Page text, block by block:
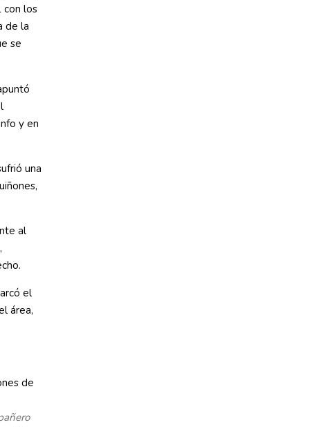
con los
de la
se
y en
una
al
el
área,